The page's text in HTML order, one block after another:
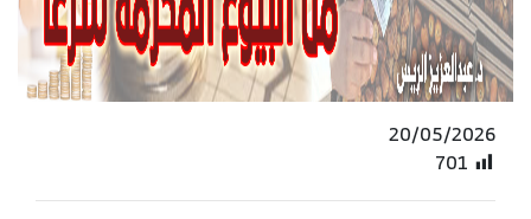
20/05/2026
701